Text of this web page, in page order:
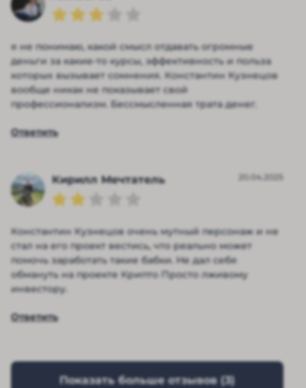
я не понимаю, какой смысл отдавать огромные
деньги за какие-то курсы, эффективность и польза
которых вызывает сомнения. Константин Кузнецов
вообще никак не показывает свой
профессионализм. Бессмысленная трата денег.
Ответить
Кирилл Мечтатель 20.04.2025
Константин Кузнецов очень мутный персонаж и не
стал на его проект вестись, что реально может
помочь заработать такие бабки. Не дал себя
обмануть на проекте Крипто Просто лживому
инвестору.
Ответить
Показать больше отзывов ( 3)